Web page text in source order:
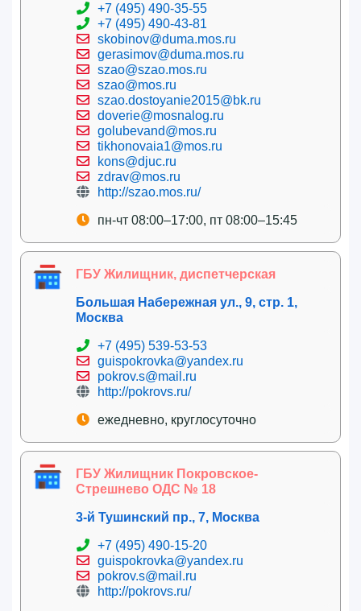
+7 (495) 490-35-55
+7 (495) 490-43-81
skobinov@duma.mos.ru
gerasimov@duma.mos.ru
szao@szao.mos.ru
szao@mos.ru
szao.dostoyanie2015@bk.ru
doverie@mosnalog.ru
golubevand@mos.ru
tikhonovaia1@mos.ru
kons@djuc.ru
zdrav@mos.ru
http://szao.mos.ru/
пн-чт 08:00–17:00, пт 08:00–15:45
ГБУ Жилищник, диспетчерская
Большая Набережная ул., 9, стр. 1,
Москва
+7 (495) 539-53-53
guispokrovka@yandex.ru
pokrov.s@mail.ru
http://pokrovs.ru/
ежедневно, круглосуточно
ГБУ Жилищник Покровское-
Стрешнево ОДС № 18
3-й Тушинский пр., 7, Москва
+7 (495) 490-15-20
guispokrovka@yandex.ru
pokrov.s@mail.ru
http://pokrovs.ru/